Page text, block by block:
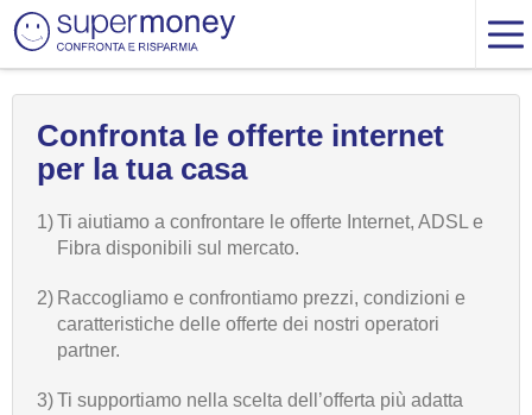
Confronta le offerte internet
per la tua casa
1)Ti aiutiamo a confrontare le offerte Internet, ADSL e
Fibra disponibili sul mercato.
2) Raccogliamo e confrontiamo prezzi, condizioni e
caratteristiche delle offerte dei nostri operatori
partner.
3)Ti supportiamo nella scelta dell’offerta più adatta